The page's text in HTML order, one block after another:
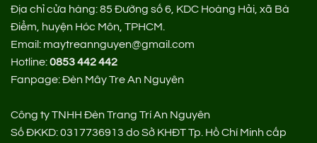
Địa chỉ cửa hàng:85 Đường số 6, KDC Hoàng Hải, xã Bà
Điểm, huyện Hóc Môn, TPHCM.
Email: maytreannguyen@gmail.com
Hotline:0853 442 442
Fanpage:Đèn Mây Tre An Nguyên
Công ty TNHH Đèn Trang Trí An Nguyên
Số ĐKKD: 0317736913 do Sở KHĐT Tp. Hồ Chí Minh cấp